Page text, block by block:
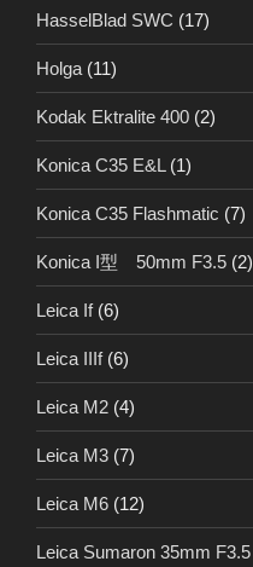
HasselBlad SWC (17)
Holga (11)
Kodak Ektralite 400 (2)
Konica C35 E&L (1)
Konica C35 Flashmatic (7)
Konica I型 50mm F3.5 (2)
Leica If(6)
Leica IIIf(6)
Leica M2 (4)
Leica M3 (7)
Leica M6 (12)
Leica Sumaron 35mm F3.5